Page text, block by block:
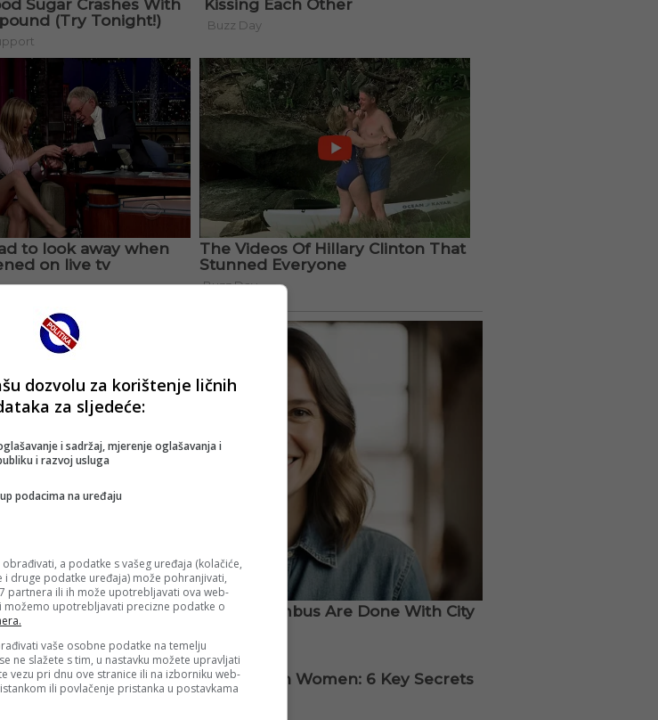
dozvolu za korištenje ličnih
za sljedeće:
i sadržaj, mjerenje oglašavanja i
i razvoj usluga
podacima na uređaju
a podatke s vašeg uređaja (kolačiće,
druge podatke uređaja) može pohranjivati,
partnera ili ih može upotrebljavati ova web-
možemo upotrebljavati precizne podatke o
vaše osobne podatke na temelju
ne slažete s tim, u nastavku možete upravljati
vezu pri dnu ove stranice ili na izborniku web-
ili povlačenje pristanka u postavkama